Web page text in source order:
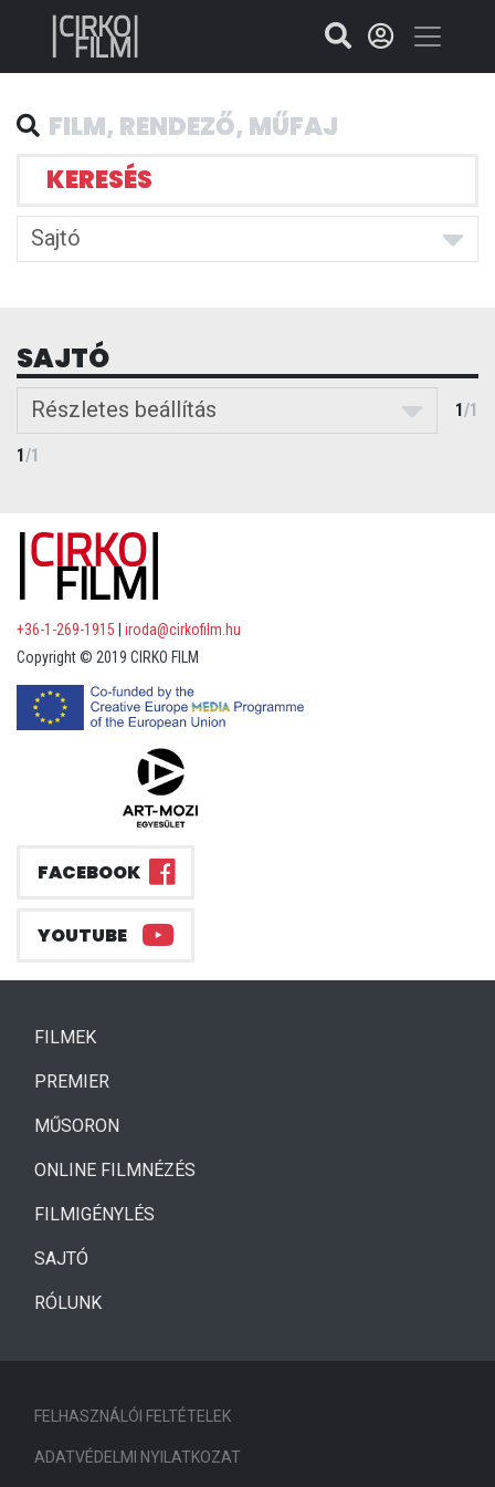
KERESÉS
Sajtó
SAJTÓ
Részletes beállítás 1/1
1/1
+36-1-269-1915
iroda@cirkofilm.hu
Copyright © 2019 CIRKO FILM
FACEBOOK
YOUTUBE
FILMEK(CURRENT)
PREMIER
MŰSORON
ONLINE FILMNÉZÉS
FILMIGÉNYLÉS
SAJTÓ
RÓLUNK
FELHASZNÁLÓI FELTÉTELEK
ADATVÉDELMI NYILATKOZAT